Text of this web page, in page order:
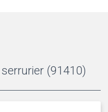
(91410)